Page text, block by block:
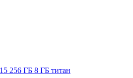
256 ГБ 8 ГБ титан